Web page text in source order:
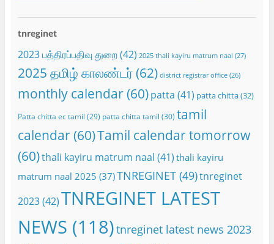
tnreginet
2023 பத்திரப்பதிவு துறை(42) 2025 thali kayiru matrum naal (27)
2025 தமிழ் காலண்டர்(62) district registrar office(26)
monthly calendar(60) patta (41) patta chitta(32)
Patta chitta ec tamil (29) patta chitta tamil (30) tamil
calendar(60)Tamil calendar tomorrow
(60)thali kayiru matrum naal (41) thali kayiru
matrum naal 2025 (37)TNREGINET(49)tnreginet
2023(42)TNREGINET LATEST
NEWS (118)tnreginet latest news 2023